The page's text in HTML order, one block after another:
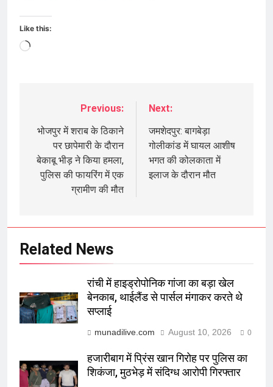
Like this:
Loading…
navigation
Previous:
भोजपुर में शराब के ठिकाने
पर छापेमारी के दौरान
बेकाबू भीड़ ने किया हमला,
पुलिस की फायरिंग में एक
ग्रामीण की मौत
Next:
जमशेदपुर: बागबेड़ा
गोलीकांड में घायल आशीष
भगत की कोलकाता में
इलाज के दौरान मौत
Related News
रांची में हाइड्रोपोनिक गांजा का बड़ा खेल
बेनकाब, थाईलैंड से पार्सल मंगाकर करते थे
सप्लाई
munadilive.com August 10, 2026 0
हजारीबाग में प्रिंस खान गिरोह पर पुलिस का
शिकंजा, मुठभेड़ में संदिग्ध आरोपी गिरफ्तार